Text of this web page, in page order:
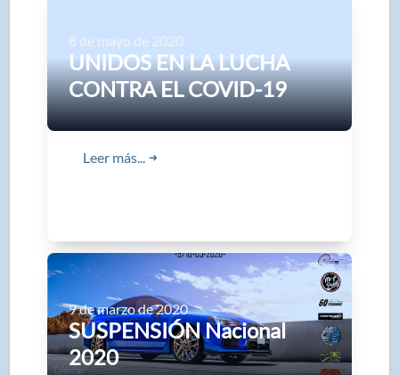
UNIDOS EN LA LUCHA
CONTRA EL COVID-19
8 de mayo de 2020
Leer más... ➜
SUSPENSIÓN Nacional
2020
9 de marzo de 2020